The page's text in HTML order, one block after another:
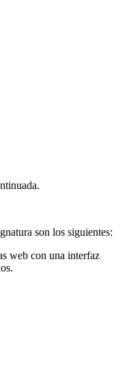
son los siguientes:
web con una interfaz